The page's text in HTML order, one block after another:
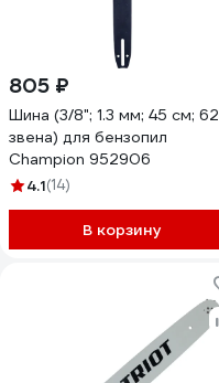
805 ₽
Шина (3/8"; 1.3 мм; 45 см; 62
звена) для бензопил
Champion 952906
4.1(14)
В корзину